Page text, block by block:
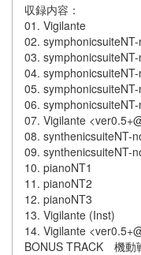
収録内容：
01. Vigilante
02. symphonicsuiteNT-
03.
04.
05.
06.
07. Vigilante
08. synthenicsuiteNT-
09. synthenicsuiteNT-
10. pianoNT1
11. pianoNT2
12. pianoNT3
13. Vigilante (Inst)
14. Vigilante
BONUS TRACK 機動